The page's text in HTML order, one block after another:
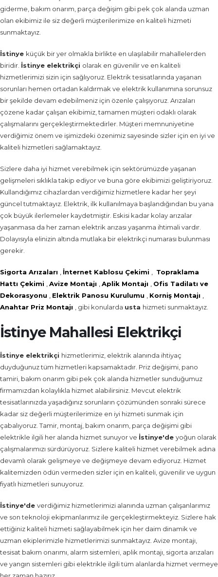
giderme, bakım onarım, parça değişim gibi pek çok alanda uzman
olan ekibimiz ile siz değerli müşterilerimize en kaliteli hizmeti
sunmaktayız.
İstinye küçük bir yer olmakla birlikte en ulaşılabilir mahallelerden
biridir. İstinye elektrikçi olarak en güvenilir ve en kaliteli
hizmetlerimizi sizin için sağlıyoruz. Elektrik tesisatlarında yaşanan
sorunları hemen ortadan kaldırmak ve elektrik kullanımına sorunsuz
bir şekilde devam edebilmeniz için özenle çalışıyoruz. Arızaları
çözene kadar çalışan ekibimiz, tamamen müşteri odaklı olarak
çalışmalarını gerçekleştirmektedirler. Müşteri memnuniyetine
verdiğimiz önem ve işimizdeki özenimiz sayesinde sizler için en iyi ve
kaliteli hizmetleri sağlamaktayız.
Sizlere daha iyi hizmet verebilmek için sektörümüzde yaşanan
gelişmeleri sıklıkla takip ediyor ve buna göre ekibimizi geliştiriyoruz.
Kullandığımız cihazlardan verdiğimiz hizmetlere kadar her şeyi
güncel tutmaktayız. Elektrik, ilk kullanılmaya başlandığından bu yana
çok büyük ilerlemeler kaydetmiştir. Eskisi kadar kolay arızalar
yaşanmasa da her zaman elektrik arızası yaşanma ihtimali vardır.
Dolayısıyla elinizin altında mutlaka bir elektrikçi numarası bulunması
gerekir.
Sigorta Arızaları İnternet Kablosu Çekimi
Topraklama
Hattı Çekimi
Avize Montajı Aplik Montajı
Ofis Tadilatı ve
Dekorasyonu
Elektrik Panosu Kurulumu Korniş Montajı
Anahtar Priz Montajı
, gibi konularda usta hizmeti sunmaktayız.
İstinye Mahallesi Elektrikçi
İstinye elektrikçi hizmetlerimiz, elektrik alanında ihtiyaç
duyduğunuz tüm hizmetleri kapsamaktadır. Priz değişimi, pano
tamiri, bakım onarım gibi pek çok alanda hizmetler sunduğumuz
firmamızdan kolaylıkla hizmet alabilirsiniz. Mevcut elektrik
tesisatlarınızda yaşadığınız sorunların çözümünden sonraki sürece
kadar siz değerli müşterilerimize en iyi hizmeti sunmak için
çabalıyoruz. Tamir, montaj, bakım onarım, parça değişimi gibi
elektrikle ilgili her alanda hizmet sunuyor ve İstinye'de yoğun olarak
çalışmalarımızı sürdürüyoruz. Sizlere kaliteli hizmet verebilmek adına
devamlı olarak gelişmeye ve değişmeye devam ediyoruz. Hizmet
kalitemizden ödün vermeden sizler için en kaliteli, güvenilir ve uygun
fiyatlı hizmetleri sunuyoruz.
İstinye'de verdiğimiz hizmetlerimizi alanında uzman çalışanlarımız
ve son teknoloji ekipmanlarımız ile gerçekleştirmekteyiz. Sizlere hak
ettiğiniz kaliteli hizmeti sağlayabilmek için her daim dinamik ve
uzman ekiplerimizle hizmetlerimizi sunmaktayız. Avize montajı,
tesisat bakım onarımı, alarm sistemleri, aplik montajı, sigorta arızaları
ve yangın sistemleri gibi elektrikle ilgili tüm alanlarda hizmet vermeye